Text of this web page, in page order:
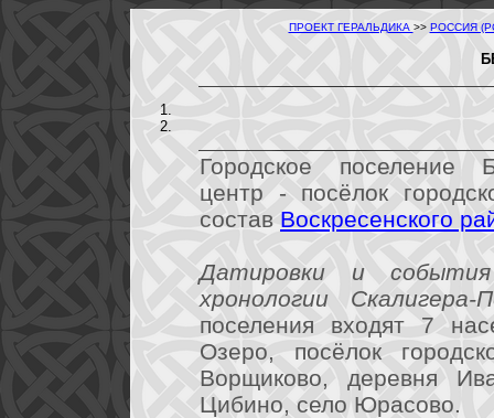
ПРОЕКТ ГЕРАЛЬДИКА >> РОССИЯ
Городское поселение
центр - посёлок
состав Воскресенского
Датировки и
хронологии Скалигера-
поселения входят 7
Озеро, посёлок
Ворщиково, деревня
Цибино, село Юрасово.